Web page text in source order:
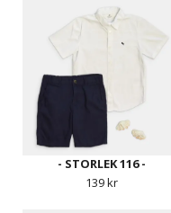
- STORLEK 116 -
139 kr